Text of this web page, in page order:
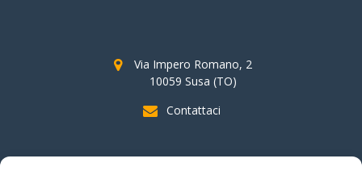
Via Impero Romano, 2
10059 Susa (TO)
Contattaci